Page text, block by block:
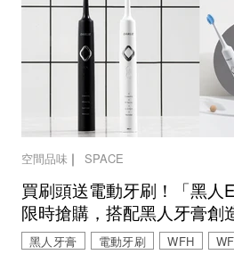
空間品味 ｜SPACE
買刷頭送電動牙刷！「黑人
限時搶購，搭配黑人牙膏創
黑人牙膏 電動牙刷 WFH